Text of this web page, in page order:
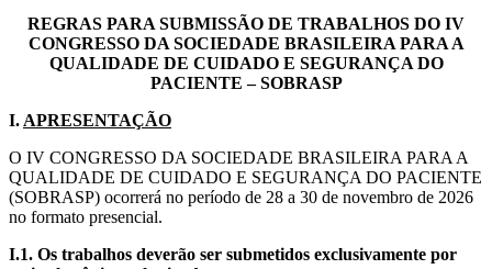
REGRAS PARA SUBMISSÃO DE TRABALHOS DO IV
CONGRESSO DA SOCIEDADE BRASILEIRA PARA A
QUALIDADE DE CUIDADO E SEGURANÇA DO
PACIENTE – SOBRASP
I. APRESENTAÇÃO
O IV CONGRESSO DA SOCIEDADE BRASILEIRA PARA A
QUALIDADE DE CUIDADO E SEGURANÇA DO PACIENTE
(SOBRASP) ocorrerá no período de 28 a 30 de novembro de 2026
no formato presencial.
I.1. Os trabalhos deverão ser submetidos exclusivamente por